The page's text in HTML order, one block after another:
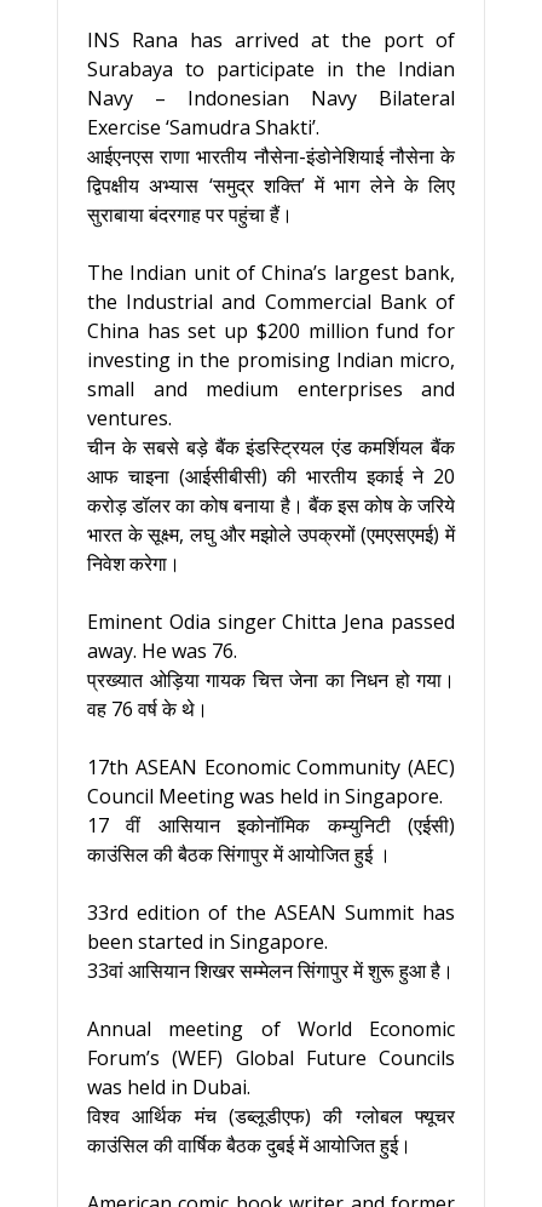
INS Rana has arrived at the port of
Surabaya to participate in the Indian
Navy – Indonesian Navy Bilateral
Exercise ‘Samudra Shakti’.
आईएनएस राणा भारतीय नौसेना-इंडोनेशियाई नौसेना के
द्विपक्षीय अभ्यास ‘समुद्र शक्ति’ में भाग लेने के लिए
सुराबाया बंदरगाह पर पहुंचा हैं।
The Indian unit of China’s largest bank,
the Industrial and Commercial Bank of
China has set up $200 million fund for
investing in the promising Indian micro,
small and medium enterprises and
ventures.
चीन के सबसे बड़े बैंक इंडस्ट्रियल एंड कमर्शियल बैंक
आफ चाइना (आईसीबीसी) की भारतीय इकाई ने 20
करोड़ डॉलर का कोष बनाया है। बैंक इस कोष के जरिये
भारत के सूक्ष्म, लघु और मझोले उपक्रमों (एमएसएमई) में
निवेश करेगा।
Eminent Odia singer Chitta Jena passed
away. He was 76.
प्रख्यात ओड़िया गायक चित्त जेना का निधन हो गया।
वह 76 वर्ष के थे।
17th ASEAN Economic Community (AEC)
Council Meeting was held in Singapore.
17 वीं आसियान इकोनॉमिक कम्युनिटी (एईसी)
काउंसिल की बैठक सिंगापुर में आयोजित हुई ।
33rd edition of the ASEAN Summit has
been started in Singapore.
33वां आसियान शिखर सम्मेलन सिंगापुर में शुरू हुआ है।
Annual meeting of World Economic
Forum’s (WEF) Global Future Councils
was held in Dubai.
विश्व आर्थिक मंच (डब्लूडीएफ) की ग्लोबल फ्यूचर
काउंसिल की वार्षिक बैठक दुबई में आयोजित हुई।